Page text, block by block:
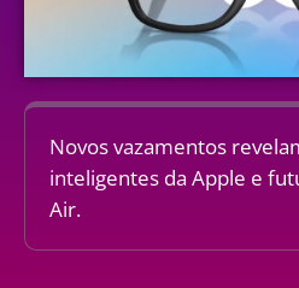
Novos vazamentos
inteligentes da Apple e
Air.